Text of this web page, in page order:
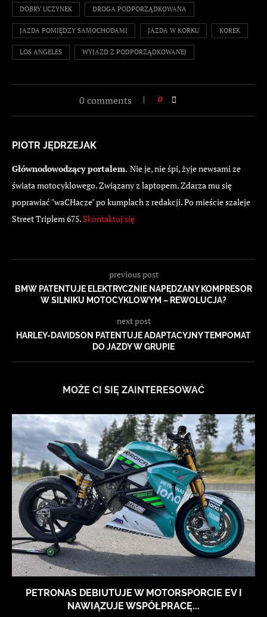
DOBRY UCZYNEK DROGA PODPORZĄDKOWANA
JAZDA POMIĘDZY SAMOCHODAMI JAZDA W KORKU KOREK
LOS ANGELES WYJAZD Z PODPORZĄDKOWANEJ
0 comments 0
PIOTR JĘDRZEJAK
Głównodowodzący portalem. Nie je, nie śpi, żyje newsami ze
świata motocyklowego. Związany z laptopem. Zdarza mu się
poprawiać "waCHacze" po kumplach z redakcji. Po mieście szaleje
Street Triplem 675. Skontaktuj się
previous post
BMW PATENTUJE ELEKTRYCZNIE NAPĘDZANY KOMPRESOR
W SILNIKU MOTOCYKLOWYM – REWOLUCJA?
next post
HARLEY-DAVIDSON PATENTUJE ADAPTACYJNY TEMPOMAT
DO JAZDY W GRUPIE
MOŻE CI SIĘ ZAINTERESOWAĆ
PETRONAS DEBIUTUJE W MOTORSPORCIE EV I
NAWIĄZUJE WSPÓŁPRACĘ...